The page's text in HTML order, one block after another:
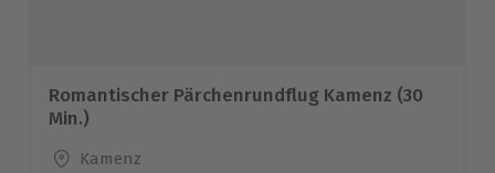
Romantischer Pärchenrundflug Kamenz (30
Min.)
Standort
Kamenz